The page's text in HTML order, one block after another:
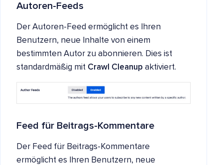
Autoren-Feeds
Der Autoren-Feed ermöglicht es Ihren
Benutzern, neue Inhalte von einem
bestimmten Autor zu abonnieren. Dies ist
standardmäßig mit Crawl Cleanup aktiviert.
Feed für Beitrags-Kommentare
Der Feed für Beitrags-Kommentare
ermöglicht es Ihren Benutzern, neue